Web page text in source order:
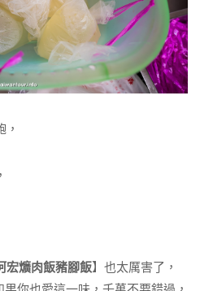
宏爌肉飯豬腳飯】也太厲害了，